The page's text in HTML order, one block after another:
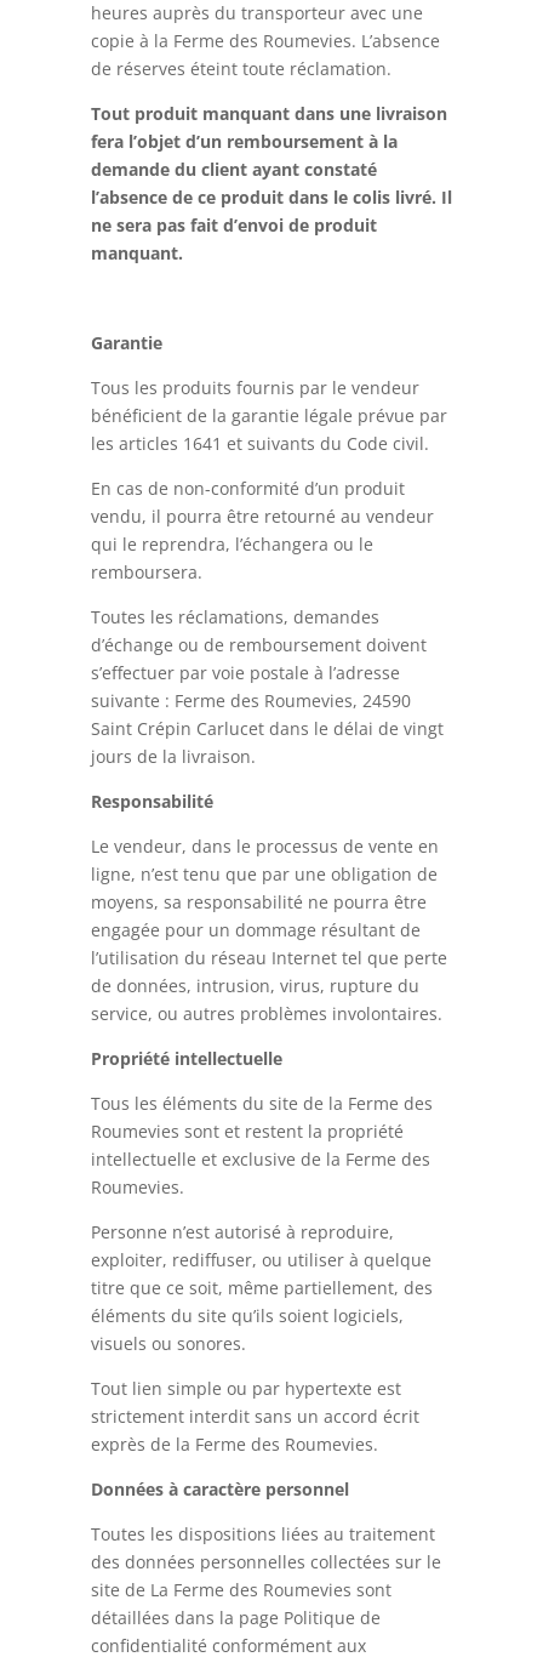
heures auprès du transporteur avec une
copie à la Ferme des Roumevies. L’absence
de réserves éteint toute réclamation.
Tout produit manquant dans une livraison
fera l’objet d’un remboursement à la
demande du client ayant constaté
l’absence de ce produit dans le colis livré. Il
ne sera pas fait d’envoi de produit
manquant.
Garantie
Tous les produits fournis par le vendeur
bénéficient de la garantie légale prévue par
les articles 1641 et suivants du Code civil.
En cas de non-conformité d’un produit
vendu, il pourra être retourné au vendeur
qui le reprendra, l’échangera ou le
remboursera.
Toutes les réclamations, demandes
d’échange ou de remboursement doivent
s’effectuer par voie postale à l’adresse
suivante : Ferme des Roumevies, 24590
Saint Crépin Carlucet dans le délai de vingt
jours de la livraison.
Responsabilité
Le vendeur, dans le processus de vente en
ligne, n’est tenu que par une obligation de
moyens, sa responsabilité ne pourra être
engagée pour un dommage résultant de
l’utilisation du réseau Internet tel que perte
de données, intrusion, virus, rupture du
service, ou autres problèmes involontaires.
Propriété intellectuelle
Tous les éléments du site de la Ferme des
Roumevies sont et restent la propriété
intellectuelle et exclusive de la Ferme des
Roumevies.
Personne n’est autorisé à reproduire,
exploiter, rediffuser, ou utiliser à quelque
titre que ce soit, même partiellement, des
éléments du site qu’ils soient logiciels,
visuels ou sonores.
Tout lien simple ou par hypertexte est
strictement interdit sans un accord écrit
exprès de la Ferme des Roumevies.
Données à caractère personnel
Toutes les dispositions liées au traitement
des données personnelles collectées sur le
site de La Ferme des Roumevies sont
détaillées dans la page Politique de
confidentialité conformément aux